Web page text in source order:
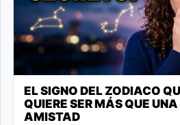
EL SIGNO DEL ZODIACO
QUIERE SER MÁS QUE
AMISTAD